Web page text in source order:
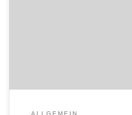
ALLGEMEIN